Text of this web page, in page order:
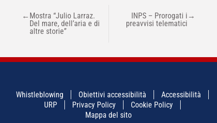
NAVIGAZIONE
ARTICOLI
← Mostra “Julio Larraz.
Del mare, dell’aria e di
altre storie”
INPS – Prorogati i
preavvisi telematici
→
Whistleblowing Obiettivi accessibilità
Accessibilità
URP
Privacy Policy
Cookie Policy
Mappa del sito